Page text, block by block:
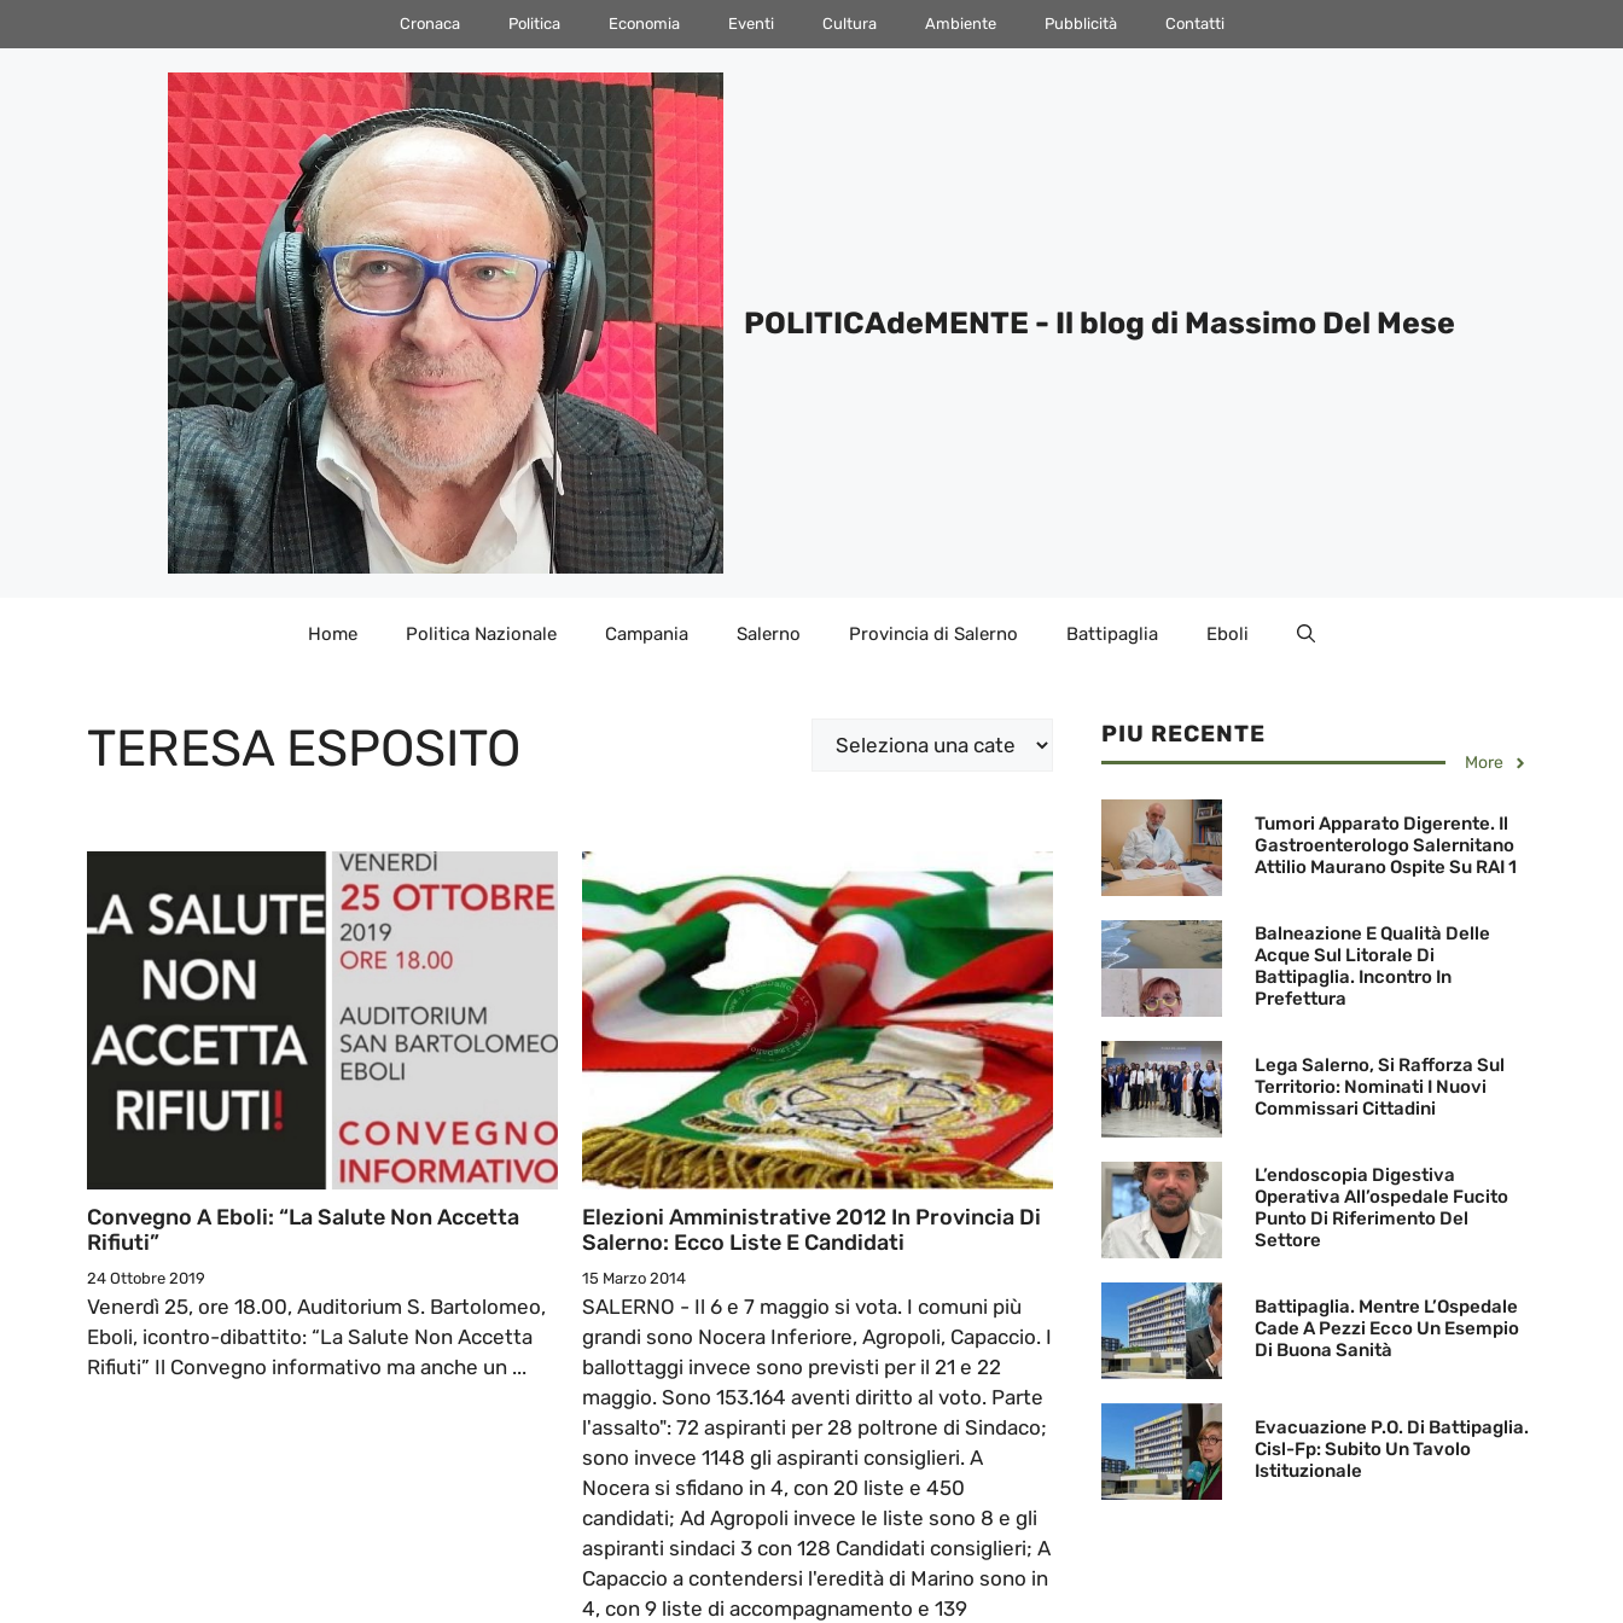
al
Cronaca Politica Economia Eventi Cultura Ambiente Pubblicità Contatti
POLITICAdeMENTE - Il blog di Massimo Del Mese
Home Politica Nazionale Campania Salerno Provincia di Salerno Battipaglia Eboli
TERESA ESPOSITO Categorie
Convegno A Eboli: “La Salute Non Accetta
Rifiuti”
24 Ottobre 2019
Venerdì 25, ore 18.00, Auditorium S. Bartolomeo,
Eboli, icontro-dibattito: “La Salute Non Accetta
Rifiuti” Il Convegno informativo ma anche un ...
Elezioni Amministrative 2012 In Provincia Di
Salerno: Ecco Liste E Candidati
15 Marzo 2014
SALERNO - Il 6 e 7 maggio si vota. I comuni più
grandi sono Nocera Inferiore, Agropoli, Capaccio. I
ballottaggi invece sono previsti per il 21 e 22
maggio. Sono 153.164 aventi diritto al voto. Parte
l'assalto": 72 aspiranti per 28 poltrone di Sindaco;
sono invece 1148 gli aspiranti consiglieri. A
Nocera si sfidano in 4, con 20 liste e 450
candidati; Ad Agropoli invece le liste sono 8 e gli
aspiranti sindaci 3 con 128 Candidati consiglieri; A
Capaccio a contendersi l'eredità di Marino sono in
4, con 9 liste di accompagnamento e 139
PIU RECENTE
More
Tumori Apparato Digerente. Il
Gastroenterologo Salernitano
Attilio Maurano Ospite Su RAI 1
Balneazione E Qualità Delle
Acque Sul Litorale Di
Battipaglia. Incontro In
Prefettura
Lega Salerno, Si Rafforza Sul
Territorio: Nominati I Nuovi
Commissari Cittadini
L’endoscopia Digestiva
Operativa All’ospedale Fucito
Punto Di Riferimento Del
Settore
Battipaglia. Mentre L’Ospedale
Cade A Pezzi Ecco Un Esempio
Di Buona Sanità
Evacuazione P.O. Di Battipaglia.
Cisl-Fp: Subito Un Tavolo
Istituzionale